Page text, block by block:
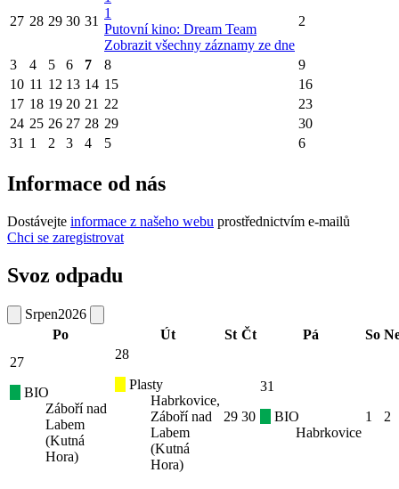
27 28 29 30 31
1
Putovní kino: Dream Team
Zobrazit všechny záznamy ze dne
2
3 4 5 6 7 8
9
10 11 12 13 14 15
16
17 18 19 20 21 22
23
24 25 26 27 28 29
30
31 1 2 3 4 5 6
Informace od nás
Dostávejte informace z našeho webu prostřednictvím e-mailů
Chci se zaregistrovat
Svoz odpadu
Srpen2026
Po
Út St Čt Pá So
27
BIO
Záboří nad
Labem
(Kutná
Hora)
28
Plasty
Habrkovice,
Záboří nad
Labem
(Kutná
Hora)
29 30
31
BIO
Habrkovice
1 2